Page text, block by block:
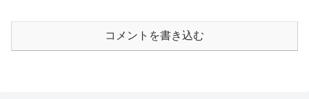
コメントを書き込む